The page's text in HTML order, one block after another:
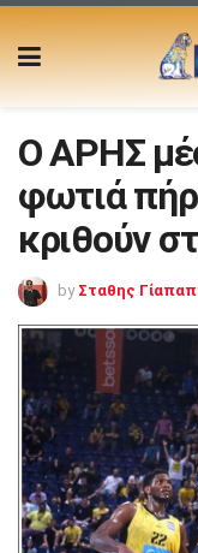
Ο ΑΡΗΣ
φωτιά
κριθούν
by Σταθης